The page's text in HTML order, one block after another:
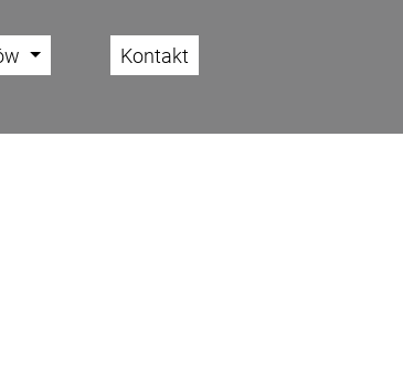
Kontakt